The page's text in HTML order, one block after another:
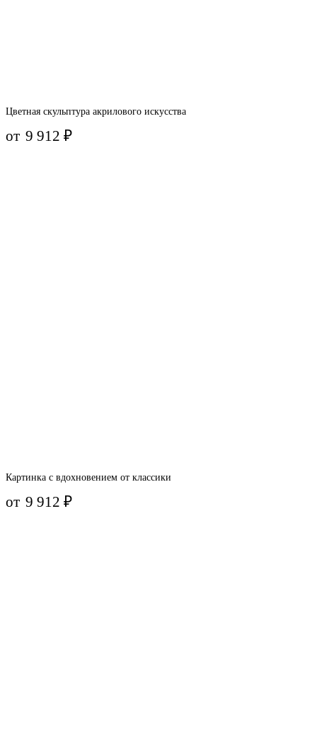
Цветная скульптура акрилового искусства
от 9 912₽
Картинка с вдохновением от классики
от 9 912₽